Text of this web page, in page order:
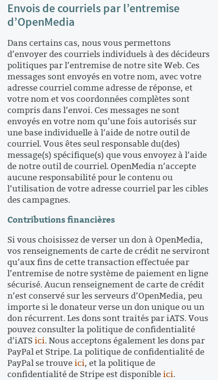
Envois de courriels par l’entremise
d’OpenMedia
Dans certains cas, nous vous permettons
d’envoyer des courriels individuels à des décideurs
politiques par l’entremise de notre site Web. Ces
messages sont envoyés en votre nom, avec votre
adresse courriel comme adresse de réponse, et
votre nom et vos coordonnées complètes sont
compris dans l’envoi. Ces messages ne sont
envoyés en votre nom qu’une fois autorisés sur
une base individuelle à l’aide de notre outil de
courriel. Vous êtes seul responsable du(des)
message(s) spécifique(s) que vous envoyez à l’aide
de notre outil de courriel. OpenMedia n’accepte
aucune responsabilité pour le contenu ou
l’utilisation de votre adresse courriel par les cibles
des campagnes.
Contributions financières
Si vous choisissez de verser un don à OpenMedia,
vos renseignements de carte de crédit ne serviront
qu’aux fins de cette transaction effectuée par
l’entremise de notre système de paiement en ligne
sécurisé. Aucun renseignement de carte de crédit
n’est conservé sur les serveurs d’OpenMedia, peu
importe si le donateur verse un don unique ou un
don récurrent. Les dons sont traités par iATS. Vous
pouvez consulter la politique de confidentialité
d’iATS ici. Nous acceptons également les dons par
PayPal et Stripe. La politique de confidentialité de
PayPal se trouveici, et la politique de
confidentialité de Stripe est disponibleici.